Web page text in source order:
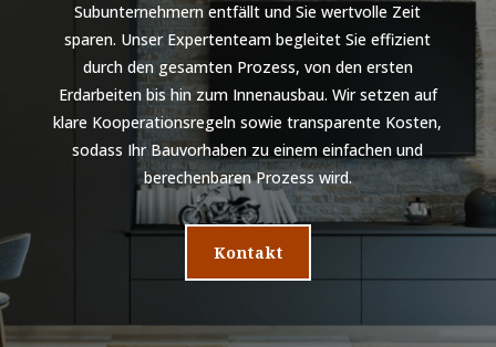
Subunternehmern entfällt und Sie wertvolle Zeit
sparen. Unser Expertenteam begleitet Sie effizient
durch den gesamten Prozess, von den ersten
Erdarbeiten bis hin zum Innenausbau. Wir setzen auf
klare Kooperationsregeln sowie transparente Kosten,
sodass Ihr Bauvorhaben zu einem einfachen und
berechenbaren Prozess wird.
Kontakt